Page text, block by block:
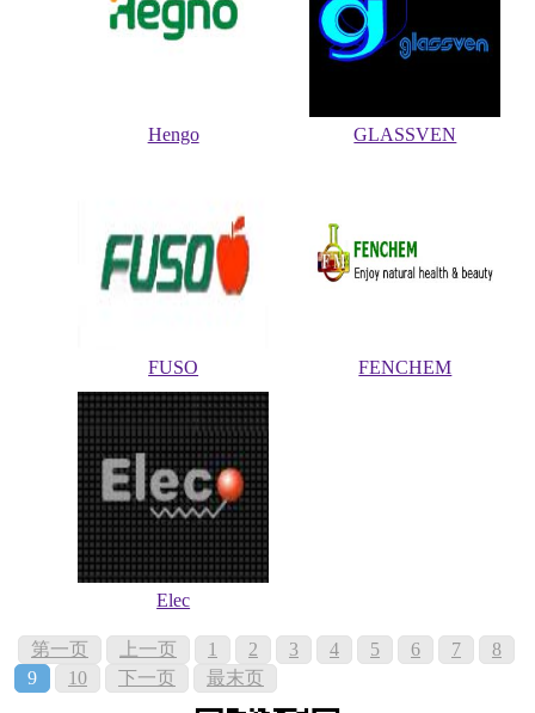
Hengo GLASSVEN
FUSO FENCHEM
Elec
第一页 上一页 1 2 3 4 5 6 7
8
9
10 下一页 最末页